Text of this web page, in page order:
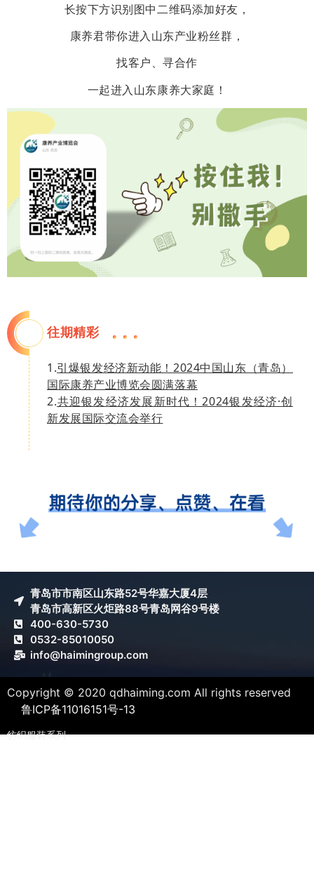
长按下方识别图中二维码添加好友，
康养君带你进入山东产业粉丝群，
找客户、寻合作
一起进入山东康养大家庭！
往期精彩
1.引爆银发经济新动能！2024中国山东（青岛）
国际康养产业博览会圆满落幕
2.共迎银发经济发展新时代！2024银发经济·创
新发展国际交流会举行
青岛市市南区山东路52号华嘉大厦4层
青岛市高新区火炬路88号青岛网谷9号楼
400-630-5730
0532-85010050
info@haimingroup.com
Copyright © 2020 qdhaiming.com All rights reserved
鲁ICP备11016151号-13
纺织服装系列